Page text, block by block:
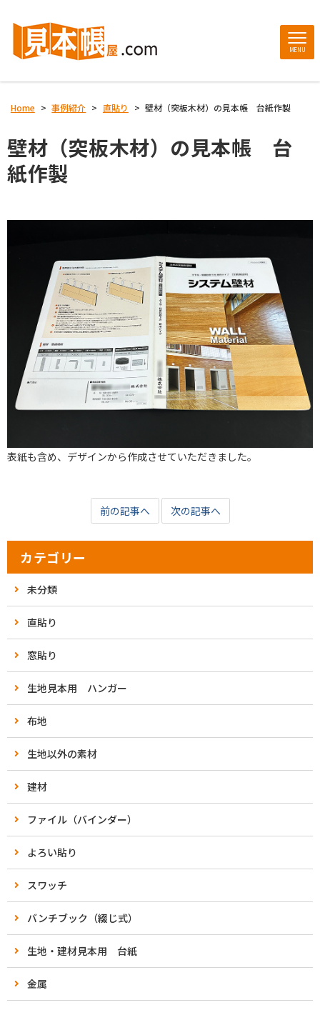
MENU
Home > 事例紹介 > 直貼り > 壁材（突板木材）の見本帳 台紙作製
壁材（突板木材）の見本帳 台
紙作製
表紙も含め、デザインから作成させていただきました。
前の記事へ 次の記事へ
カテゴリー
未分類
直貼り
窓貼り
生地見本用 ハンガー
布地
生地以外の素材
建材
ファイル（バインダー）
よろい貼り
スワッチ
バンチブック（綴じ式）
生地・建材見本用 台紙
金属